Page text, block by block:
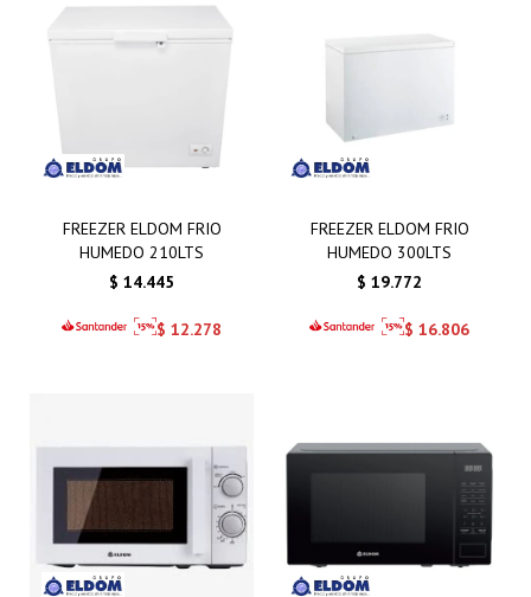
FREEZER ELDOM FRIO
HUMEDO 210LTS
$ 14.445
$ 12.278
FREEZER ELDOM FRIO
HUMEDO 300LTS
$ 19.772
$ 16.806